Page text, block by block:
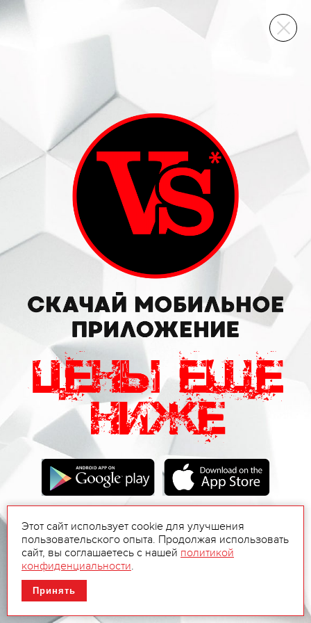
ВИННЫЙ СКЛАД
Этот сайт использует cookie для улучшения
пользовательского опыта. Продолжая использовать
сайт, вы соглашаетесь с нашей политикой
конфиденциальности.
Принять